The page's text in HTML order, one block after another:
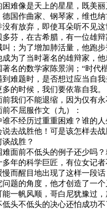
难像是天上的星星，既美丽
国作曲家、钢琴家，维也纳
有放弃，即使耳朵听不见
芬，在古希腊，有一位雄
叫；为了增加肺活量，他跑
成为了当时著名的雄辩家，
名的数学家陈景润；“时代
难题时，是否想过应当自我
的时候，我们要依靠自我。
我们不能退缩，因为仅有永
不屈服作文（九）：
不经历过重重困难？谁的人
去战胜他！可是该怎样去战
战胜？
面前不低头的例子还少吗？
多年的科学巨匠，有位女记
慢而醒目地出现了这样一段
题的角度，他才创造了一个
一帆风顺，哥白尼犹豫过，
低头不低头的决心还怕成功不